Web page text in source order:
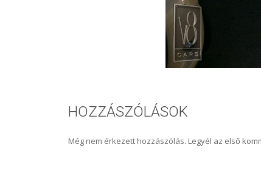
HOZZÁSZÓLÁSOK
Még nem érkezett hozzászólás. Legyél az első